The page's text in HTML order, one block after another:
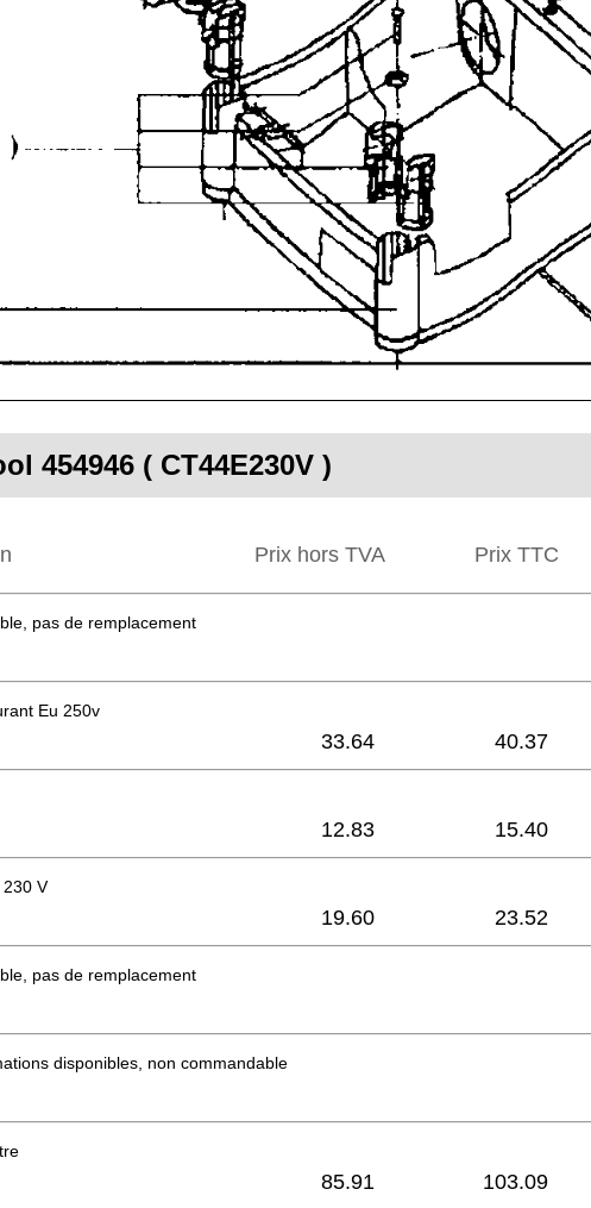
454946 ( CT44E230V )
Prix hors TVA Prix ​​TTC
pas de remplacement
Eu 250v
33.64 40.37
12.83 15.40
V
19.60 23.52
pas de remplacement
disponibles, non commandable
85.91 103.09